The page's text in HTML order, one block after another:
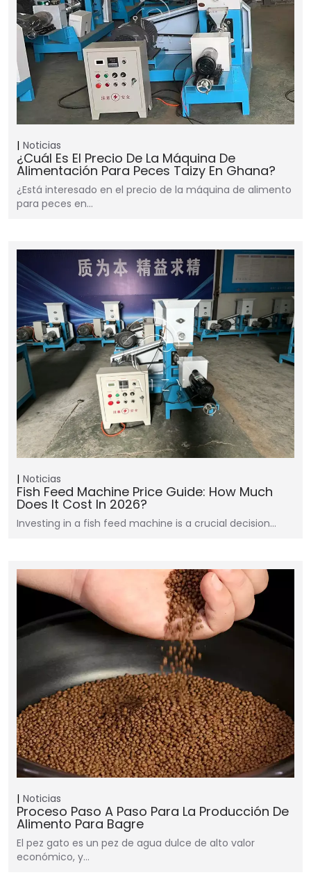
Noticias
¿Cuál Es El Precio De La Máquina De
Alimentación Para Peces Taizy En Ghana?
¿Está interesado en el precio de la máquina de alimento
para peces en…
Noticias
Fish Feed Machine Price Guide: How Much
Does It Cost In 2026?
Investing in a fish feed machine is a crucial decision…
Noticias
Proceso Paso A Paso Para La Producción De
Alimento Para Bagre
El pez gato es un pez de agua dulce de alto valor
económico, y…